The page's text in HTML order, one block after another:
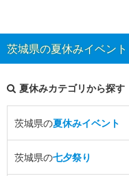
茨城県の夏休みイベン
夏休みカテゴリから探す
茨城県の夏休みイベント
茨城県の七夕祭り